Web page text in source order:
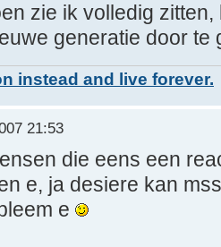
zie ik volledig
generatie door te
instead and live forever.
21:53
die eens een
e, ja desiere kan
e